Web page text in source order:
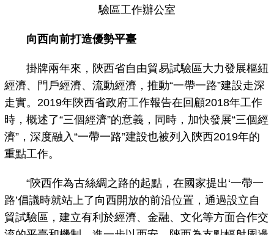
驗區工作辦公室
向西向前打造優勢平臺
掛牌兩年來，陝西省自由貿易試驗區大力發展樞紐
經濟、門戶經濟、流動經濟，推動“一帶一路”建設走深
走實。2019年陝西省政府工作報告在回顧2018年工作
時，概述了“三個經濟”的意義，同時，加快發展“三個經
濟”，深度融入“一帶一路”建設也被列入陝西2019年的
重點工作。
“陝西作為古絲綢之路的起點，在國家提出‘一帶一
路’倡議時就站上了向西開放的前沿位置，通過設立自
貿試驗區，建立有利於經濟、金融、文化等方面合作交